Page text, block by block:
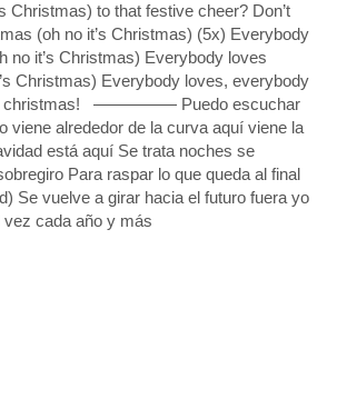
Christmas) to that festive cheer? Don’t
(oh no it’s Christmas) (5x) Everybody
no it’s Christmas) Everybody loves
Christmas) Everybody loves, everybody
christmas! ————— Puedo escuchar
viene alrededor de la curva aquí viene la
está aquí Se trata noches se
Para raspar lo que queda al final
Se vuelve a girar hacia el futuro fuera yo
cada año y más